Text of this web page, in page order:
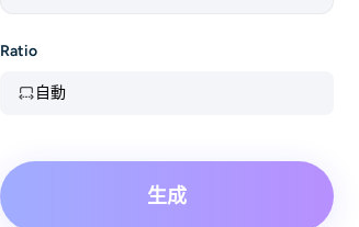
Ratio
自動
生成